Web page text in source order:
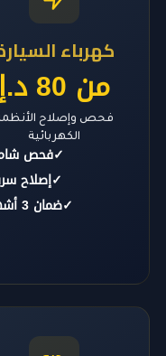
كهرباء
من 80 د.إ
فحص وإصلاح
الكهربائية
✓فحص
✓إصلاح
✓ضمان 3 أشهر